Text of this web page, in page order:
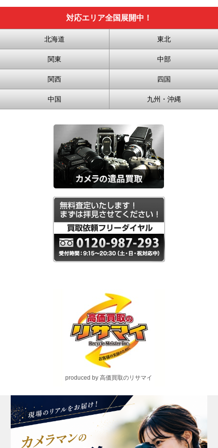
対応エリア全国展開中！
北海道 東北
関東 中部
関西 四国
中国 九州・沖縄
produced by 高価買取のリサマイ